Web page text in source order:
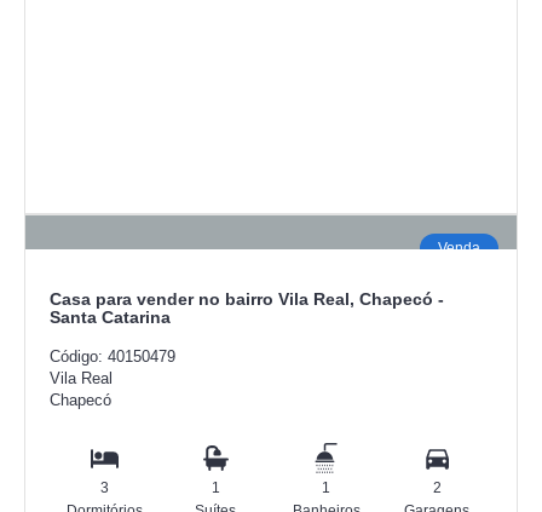
Venda
Santa Catarina
Código: 40150479
Vila Real